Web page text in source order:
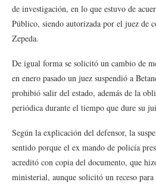
de investigación, en lo que estuvo de
Público, siendo autorizada por el juez de
Zepeda.
De igual forma se solicitó un cambio de
en enero pasado un juez suspendió a
prohibió salir del estado, además de la
periódica durante el tiempo que dure su
Según la explicación del defensor, la
sentido porque el ex mando de policía
acreditó con copia del documento, que
ministerial, aunque solicitó un receso para